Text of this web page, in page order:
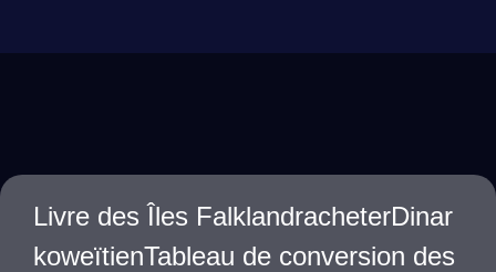
Livre des Îles FalklandracheterDinar
koweïtienTableau de conversion des